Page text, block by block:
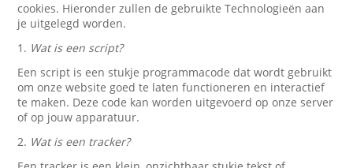
cookies. Hieronder zullen de gebruikte Technologieën aan
je uitgelegd worden.
1. Wat is een script?
Een script is een stukje programmacode dat wordt gebruikt
om onze website goed te laten functioneren en interactief
te maken. Deze code kan worden uitgevoerd op onze server
of op jouw apparatuur.
2. Wat is een tracker?